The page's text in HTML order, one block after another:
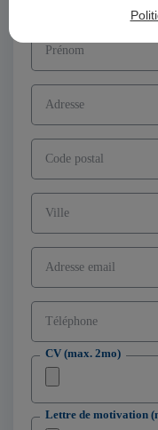
Prénom
Adresse
Code postal
Ville
Adresse email
Téléphone
CV (max. 2mo)
Lettre de motivation